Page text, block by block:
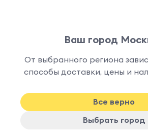
Бра и настенные светильники
наличии
Ваш город
От выбранного региона
способы доставки, цены и
Все верно
Выбрать город